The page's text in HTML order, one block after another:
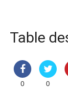
Table
0 0